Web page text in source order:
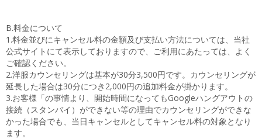
B.料金について
1.料金並びにキャンセル料の金額及び支払い方法については、当社
公式サイトにて表示しておりますので、ご利用にあたっては、よく
ご確認ください。
2.洋服カウンセリングは基本が30分3,500円です。カウンセリングが
延長した場合は30分につき2,000円の追加料金が掛かります。
3.お客様「の事情より、開始時間になってもGoogleハングアウトの
接続（スタンバイ）ができない等の理由でカウンセリングができな
かった場合でも、当日キャンセルとしてキャンセル料の対象となり
ます。